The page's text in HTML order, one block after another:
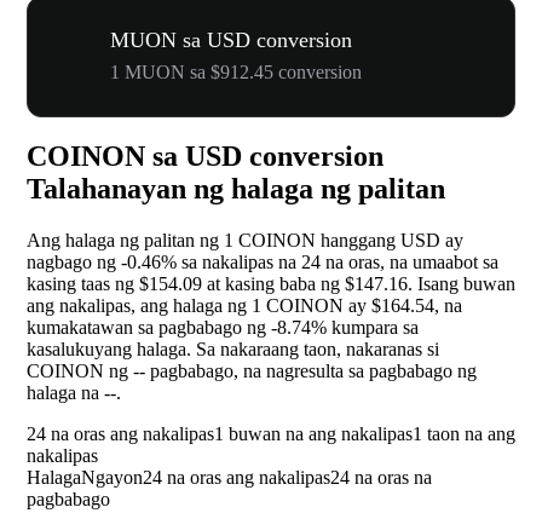
MUON sa USD conversion
1 MUON sa $912.45 conversion
COINON sa USD conversion
Talahanayan ng halaga ng palitan
Ang halaga ng palitan ng 1 COINON hanggang USD ay
nagbago ng -0.46% sa nakalipas na 24 na oras, na umaabot sa
kasing taas ng $154.09 at kasing baba ng $147.16. Isang buwan
ang nakalipas, ang halaga ng 1 COINON ay $164.54, na
kumakatawan sa pagbabago ng -8.74% kumpara sa
kasalukuyang halaga. Sa nakaraang taon, nakaranas si
COINON ng -- pagbabago, na nagresulta sa pagbabago ng
halaga na --.
24 na oras ang nakalipas1 buwan na ang nakalipas1 taon na ang
nakalipas
HalagaNgayon24 na oras ang nakalipas24 na oras na
pagbabago